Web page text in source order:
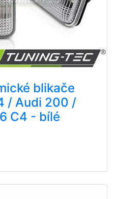
blikače
/ Audi 200 /
C4 - bílé